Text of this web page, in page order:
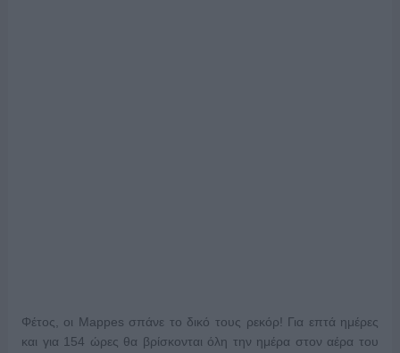
Φέτος, οι Mappes σπάνε το δικό τους ρεκόρ! Για επτά ημέρες
και για 154 ώρες θα βρίσκονται όλη την ημέρα στον αέρα του